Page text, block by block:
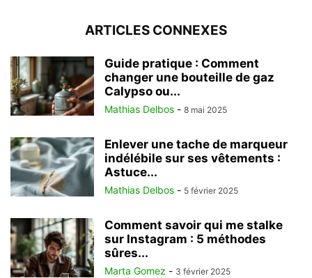
ARTICLES CONNEXES
Guide pratique : Comment
changer une bouteille de gaz
Calypso ou...
Mathias Delbos - 8 mai 2025
Enlever une tache de marqueur
indélébile sur ses vêtements :
Astuce...
Mathias Delbos - 5 février 2025
Comment savoir qui me stalke
sur Instagram : 5 méthodes
sûres...
Marta Gomez - 3 février 2025